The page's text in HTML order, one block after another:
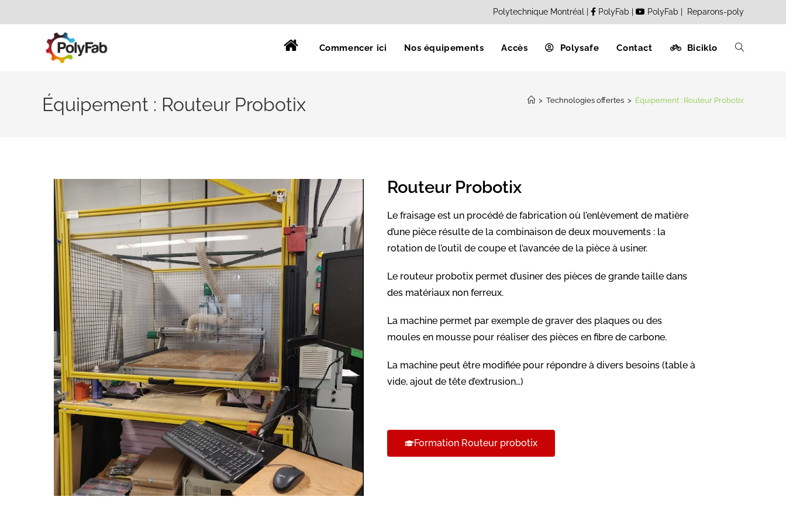
Polytechnique Montréal PolyFab PolyFab Reparons-poly
Commencer ici Nos équipements Accès Polysafe Contact Biciklo
Équipement : Routeur Probotix > Technologies offertes > Équipement : Routeur Probotix
Routeur Probotix
Le fraisage est un procédé de fabrication où l’enlèvement de matière
d’une pièce résulte de la combinaison de deux mouvements : la
rotation de l’outil de coupe et l’avancée de la pièce à usiner.
Le routeur probotix permet d’usiner des pièces de grande taille dans
des matériaux non ferreux.
La machine permet par exemple de graver des plaques ou des
moules en mousse pour réaliser des pièces en fibre de carbone.
La machine peut être modifiée pour répondre à divers besoins (table à
vide, ajout de tête d’extrusion…)
Formation Routeur probotix